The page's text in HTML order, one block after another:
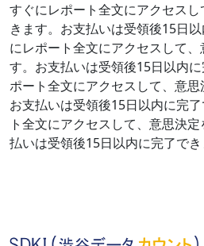
すぐにレポート全文にアクセス
きます。お支払いは受領後15日以
にレポート全文にアクセスして
す。お支払いは受領後15日以内に
ポート全文にアクセスして、意思
お支払いは受領後15日以内に完了
ト全文にアクセスして、意思決
払いは受領後15日以内に完了でき